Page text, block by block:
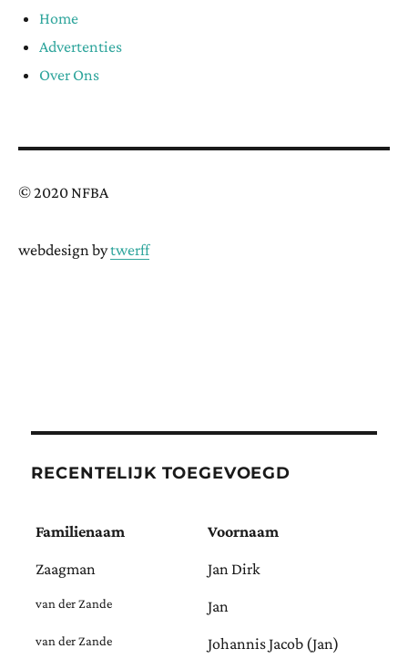
Home
Advertenties
Over Ons
© 2020 NFBA
webdesign bytwerff
RECENTELIJK TOEGEVOEGD
Familienaam Voornaam
Zaagman Jan Dirk
van der Zande Jan
van der Zande Johannis Jacob (Jan)